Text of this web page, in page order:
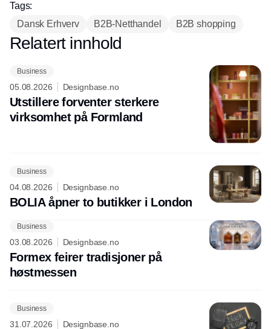
Tags:
Dansk Erhverv
B2B-Netthandel B2B shopping
Annonce
Relatert innhold
Business
05.08.2026 Designbase.no
Utstillere forventer sterkere
virksomhet på Formland
Business
04.08.2026 Designbase.no
BOLIA åpner to butikker i London
Business
03.08.2026 Designbase.no
Formex feirer tradisjoner på
høstmessen
Business
31.07.2026 Designbase.no